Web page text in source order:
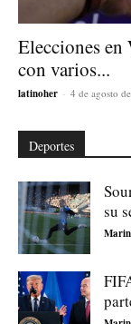
Elecciones en
con varios...
latinoher - 4 de agosto
Deportes
su